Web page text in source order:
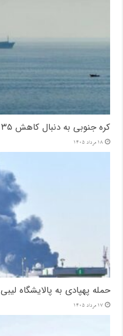
کره جنوبی به دنبال کاهش ۳۵ درصدی مسیر دریایی به اروپا
18 مرداد 1405
حمله پهپادی به پالایشگاه لیبی
17 مرداد 1405